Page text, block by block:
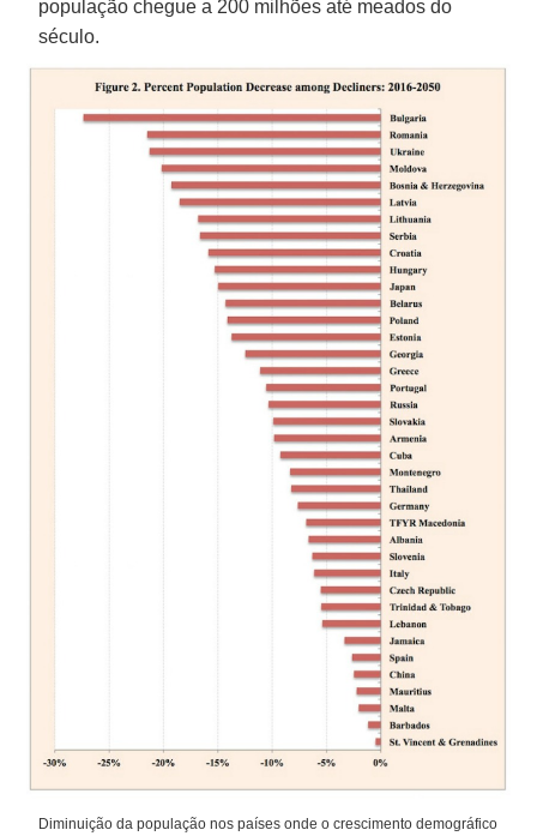
população chegue a 200 milhões até meados do
século.
Diminuição da população nos países onde o crescimento demográfico